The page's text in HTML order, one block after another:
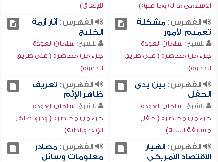
الإسلامي ما له وما عليه)
للإنفاق)
الفهرس:مشكلة
تعميم الأمور
للشيخ: سلمان العودة
جزء من محاضرة ( على طريق
الدعوة)
الفهرس:آثار أزمة
الخليج
للشيخ: سلمان العودة
جزء من محاضرة ( على طريق
الدعوة)
الفهرس: بين يدي
الحفل
للشيخ: سلمان العودة
جزء من محاضرة ( حفل
مسابقة السنة)
الفهرس: تعريف
ظاهر الإثم
للشيخ: سلمان العودة
جزء من محاضرة ( وذروا ظاهر
الإثم وباطنه)
الفهرس:انهيار
الاقتصاد الأمريكي
الفهرس:مصادر
معلومات وسائل